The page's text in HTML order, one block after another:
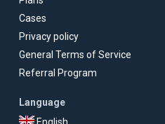
Cases
Privacy policy
General Terms of Service
Referral Program
Language
English